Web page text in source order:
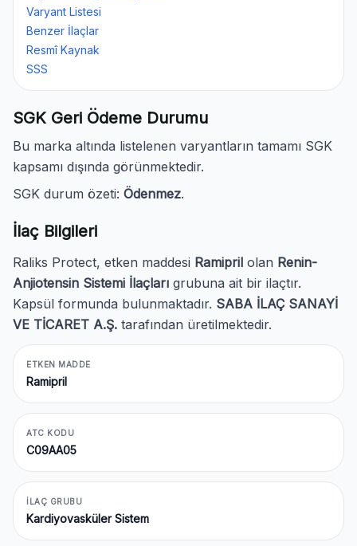
Varyant Listesi
Benzer İlaçlar
Resmî Kaynak
SSS
SGK Geri Ödeme Durumu
Bu marka altında listelenen varyantların tamamı SGK
kapsamı dışında görünmektedir.
SGK durum özeti: Ödenmez.
İlaç Bilgileri
Raliks Protect, etken maddesi Ramipril olan Renin-
Anjiotensin Sistemi İlaçları grubuna ait bir ilaçtır.
Kapsül formunda bulunmaktadır. SABA İLAÇ SANAYİ
VE TİCARET A.Ş. tarafından üretilmektedir.
ETKEN MADDE
Ramipril
ATC KODU
C09AA05
İLAÇ GRUBU
Kardiyovasküler Sistem